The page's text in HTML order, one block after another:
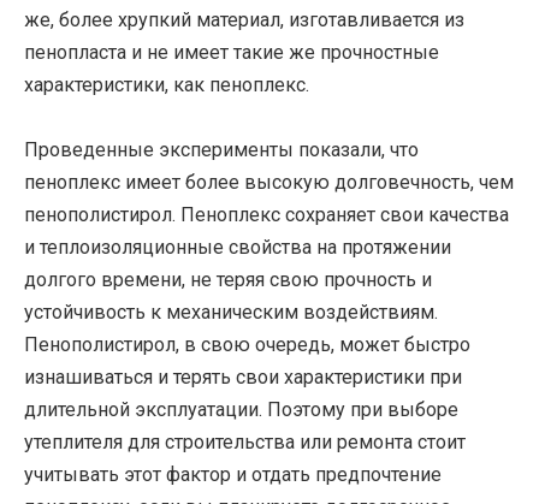
же, более хрупкий материал, изготавливается из
пенопласта и не имеет такие же прочностные
характеристики, как пеноплекс.
Проведенные эксперименты показали, что
пеноплекс имеет более высокую долговечность, чем
пенополистирол. Пеноплекс сохраняет свои качества
и теплоизоляционные свойства на протяжении
долгого времени, не теряя свою прочность и
устойчивость к механическим воздействиям.
Пенополистирол, в свою очередь, может быстро
изнашиваться и терять свои характеристики при
длительной эксплуатации. Поэтому при выборе
утеплителя для строительства или ремонта стоит
учитывать этот фактор и отдать предпочтение